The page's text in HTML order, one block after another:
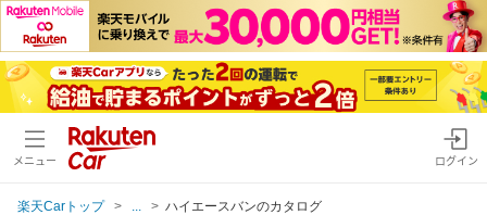
メニュー ログイン
楽天Carトップ ハイエースバンのカタログ